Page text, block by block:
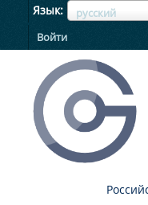
Язык русский
ЯзыкЯзык
Войти